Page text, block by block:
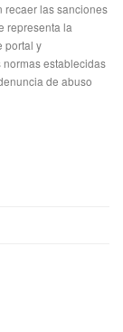
recaer las sanciones
representa la
portal y
normas establecidas
de abuso